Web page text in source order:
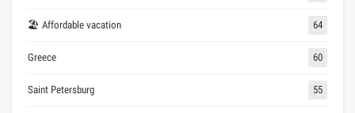
🏖 Affordable vacation 64
Greece 60
Saint Petersburg 55